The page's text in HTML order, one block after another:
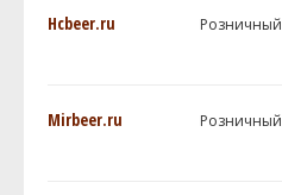
Hcbeer.ru Розничный
Mirbeer.ru Розничный